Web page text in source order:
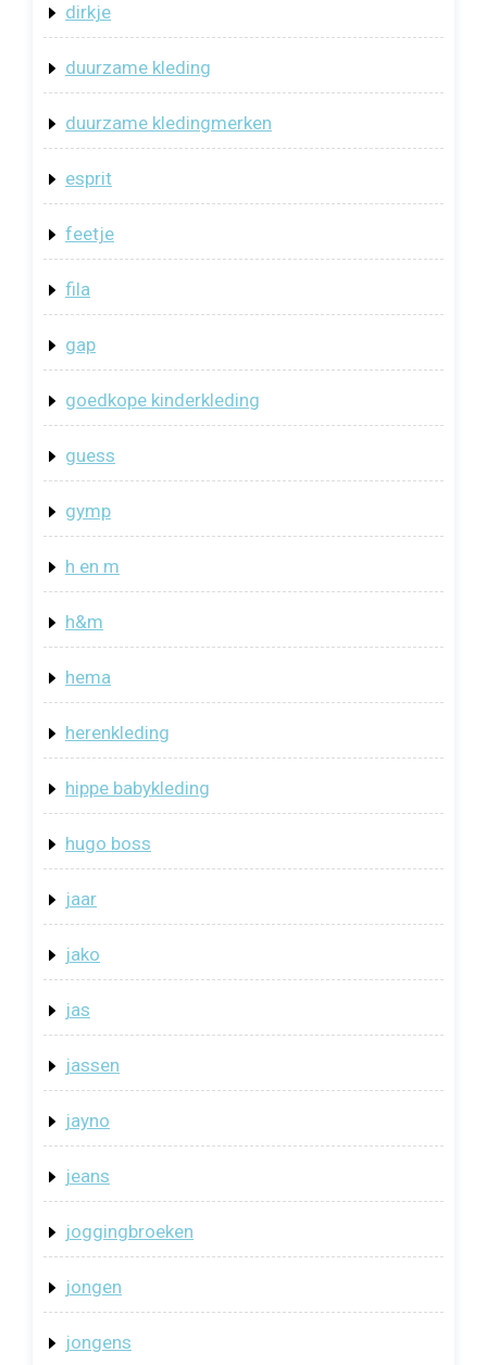
dirkje
duurzame kleding
duurzame kledingmerken
esprit
feetje
fila
gap
goedkope kinderkleding
guess
gymp
h en m
h&m
hema
herenkleding
hippe babykleding
hugo boss
jaar
jako
jas
jassen
jayno
jeans
joggingbroeken
jongen
jongens